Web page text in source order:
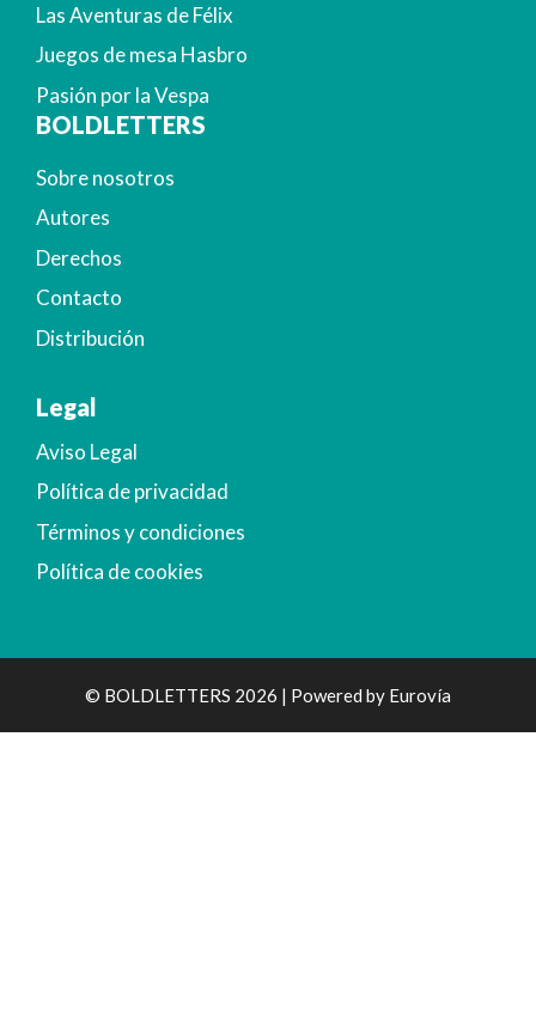
Las Aventuras de Félix
Juegos de mesa Hasbro
Pasión por la Vespa
BOLDLETTERS
Sobre nosotros
Autores
Derechos
Contacto
Distribución
Legal
Aviso Legal
Política de privacidad
Términos y condiciones
Política de cookies
© BOLDLETTERS 2026 | Powered by Eurovía